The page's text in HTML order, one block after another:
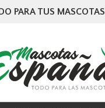
PARA TUS MASCOTAS